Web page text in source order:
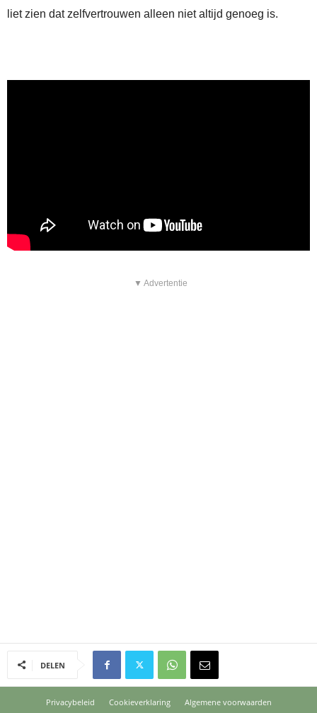
liet zien dat zelfvertrouwen alleen niet altijd genoeg is.
▼ Advertentie
DELEN
Privacybeleid Cookieverklaring Algemene voorwaarden